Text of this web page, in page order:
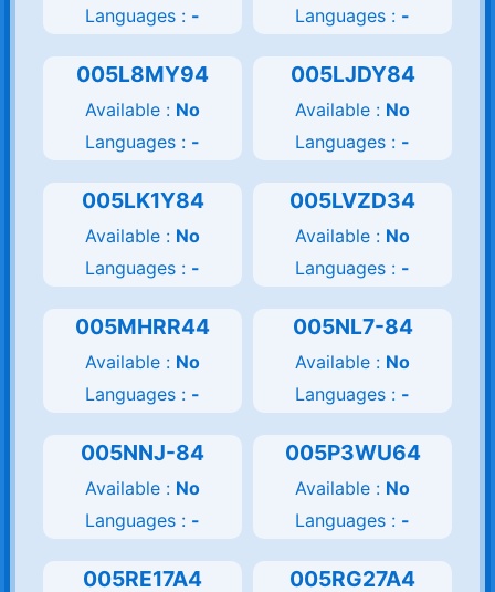
Languages : - Languages : -
005L8MY94
Available : No
Languages : -
005LJDY84
Available : No
Languages : -
005LK1Y84
Available : No
Languages : -
005LVZD34
Available : No
Languages : -
005MHRR44
Available : No
Languages : -
005NL7-84
Available : No
Languages : -
005NNJ-84
Available : No
Languages : -
005P3WU64
Available : No
Languages : -
005RE17A4 005RG27A4